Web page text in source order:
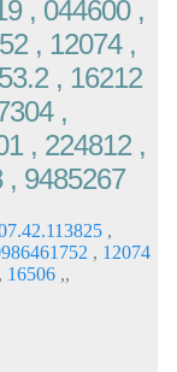
, 044600 ,
, 12074 ,
, 16212
,
, 224812 ,
, 9485267
,
, 12074
, 16506 ,,